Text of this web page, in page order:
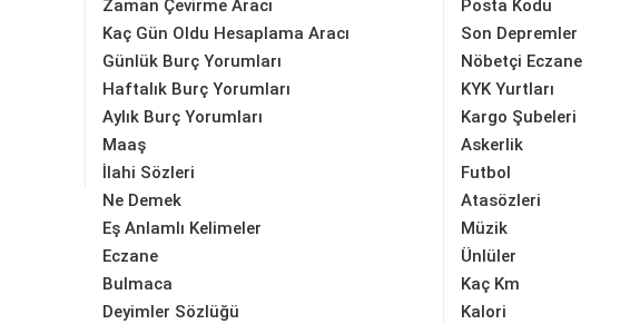
Zaman Çevirme Aracı
Kaç Gün Oldu Hesaplama Aracı
Günlük Burç Yorumları
Haftalık Burç Yorumları
Aylık Burç Yorumları
Maaş
Posta Kodu
Son Depremler
Nöbetçi Eczane
KYK Yurtları
Kargo Şubeleri
Askerlik
İlahi Sözleri
Ne Demek
Eş Anlamlı Kelimeler
Eczane
Bulmaca
Deyimler Sözlüğü
Futbol
Atasözleri
Müzik
Ünlüler
Kaç Km
Kalori